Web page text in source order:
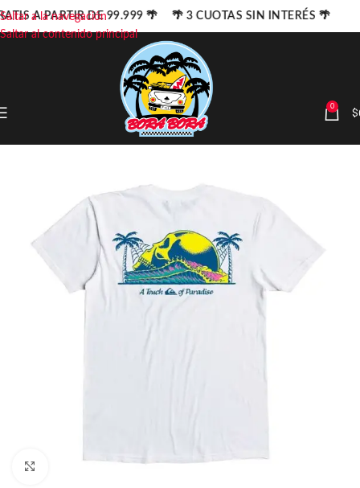
Saltar a la navegación
Saltar al contenido principal
0 $
Haga clic para ampliar
A PARTIR DE 99.999 🌴 🌴 3 CUOTAS SIN INTERÉS 🌴